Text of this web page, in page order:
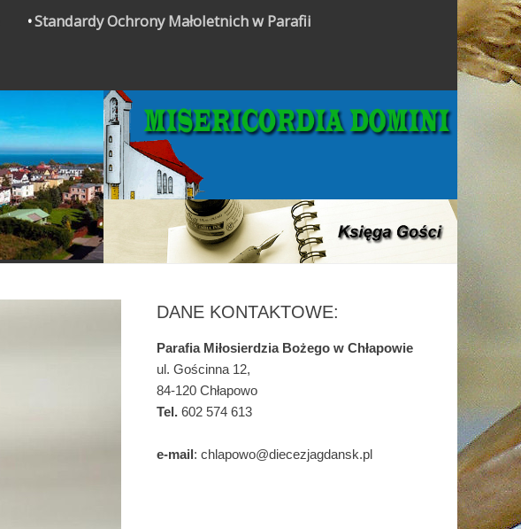
Standardy Ochrony Małoletnich w Parafii
Gazetka Parafialna
DANE KONTAKTOWE:
Parafia Miłosierdzia Bożego w Chłapowie
ul. Gościnna 12,
84-120 Chłapowo
Tel. 602 574 613
e-mail: chlapowo@diecezjagdansk.pl